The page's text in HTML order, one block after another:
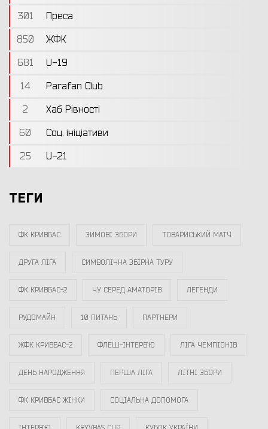
301
Преса
850
ЖФК
681
U-19
14
Parafan Club
2
Хаб Рівності
60
Соц. ініціативи
25
U-21
ТЕГИ
ФК КРИВБАС ЗИМОВІ ЗБОРИ ТОВАРИСЬКИЙ МАТЧ
ДРУГА ЛІГА СИМВОЛІЧНА ЗБІРНА ТУРУ
ФК КРИВБАС-2 ЧУ СЕРЕД АМАТОРІВ ЛЕГЕНДИ
РУДОМАЙН 10 ПИТАНЬ ПАРТНЕРИ
ЖФК КРИВБАС-2 ФЛЕШ-ІНТЕРВ`Ю ЛІГА ЧЕМПІОНІВ
ДЕНЬ НАРОДЖЕННЯ ПЕРША ЛІГА ЛІТНІ ЗБОРИ
ФК КРИВБАС ЖІНКИ СОЦІАЛЬНА ДОПОМОГА